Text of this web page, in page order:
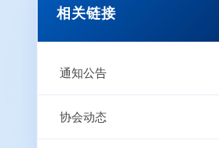
相关链接
通知公告
协会动态